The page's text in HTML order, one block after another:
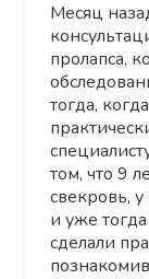
Месяц
пролапса,
тогда,
том, что 9
свекровь,
и уже
сделали